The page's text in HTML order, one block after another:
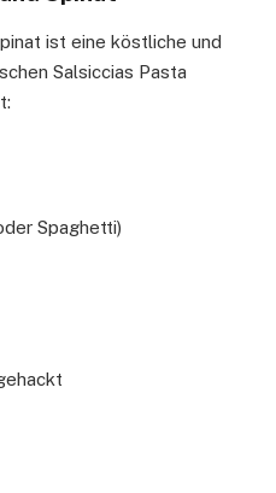
ist eine köstliche und
Salsiccias Pasta
Spaghetti)